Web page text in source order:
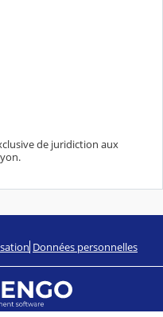
de juridiction aux
Données personnelles